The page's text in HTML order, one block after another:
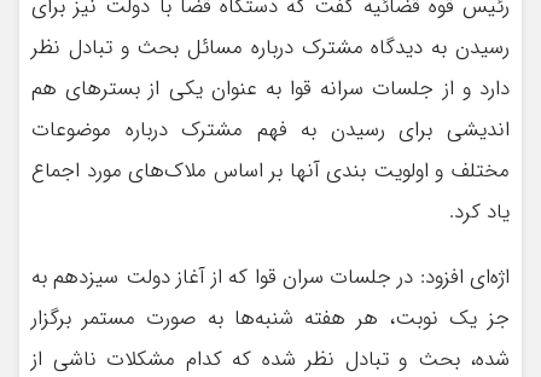
رسیدن به دیدگاه مشترک درباره مسائل بحث و تبادل نظر
دارد و از جلسات سرانه قوا به عنوان یکی از بسترهای هم
اندیشی برای رسیدن به فهم مشترک درباره موضوعات
مختلف و اولویت بندی آنها بر اساس ملاک‌های مورد اجماع
یاد کرد.
اژه‌ای افزود: در جلسات سران قوا که از آغاز دولت سیزدهم به
جز یک نوبت، هر هفته شنبه‌ها به صورت مستمر برگزار
شده، بحث و تبادل نظر شده که کدام مشکلات ناشی از